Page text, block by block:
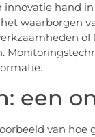
hand
waarborgen
een
van